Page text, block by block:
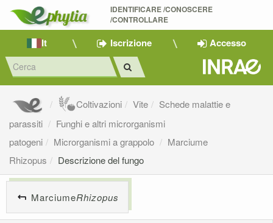
IDENTIFICARE /CONOSCERE
/CONTROLLARE
It Iscrizione Accesso
Coltivazioni Vite
Schede malattie e
parassiti
Funghi e altri microrganismi
patogeni
Microrganismi a grappolo
Marciume
Rhizopus
Descrizione del fungo
MarciumeRhizopus